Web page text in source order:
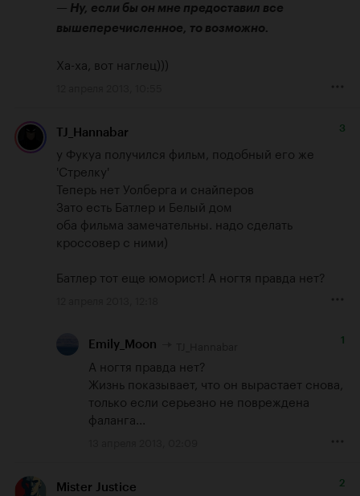
— Ну, если бы он мне предоставил все
вышеперечисленное, то возможно.
Ха-ха, вот наглец)))
TJ_Hannabar 3
у Фукуа получился фильм, подобный его же
'Стрелку'
Теперь нет Уолберга и снайперов
Зато есть Батлер и Белый дом
оба фильма замечательны. надо сделать
кроссовер с ними)
Батлер тот еще юморист! А ногтя правда нет?
Emily_Moon 1
А ногтя правда нет?
Жизнь показывает, что он вырастает снова,
только если серьезно не повреждена
фаланга...
Mister Justice 2